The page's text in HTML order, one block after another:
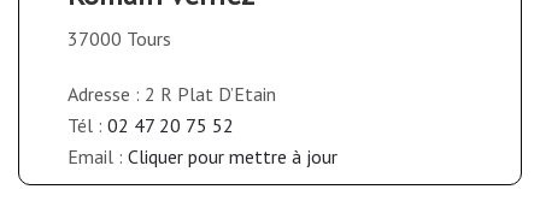
37000 Tours
Adresse : 2 R Plat D’Etain
Tél : 02 47 20 75 52
Email : Cliquer pour mettre à jour